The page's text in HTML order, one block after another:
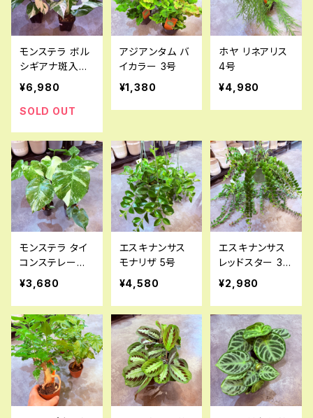
モンステラ ボル
シギアナ斑入り
4号
¥6,980
SOLD OUT
アジアンタム バ
イカラー 3号
¥1,380
ホヤ リネアリス
4号
¥4,980
モンステラ タイ
コンステレーショ
ン 3号
¥3,680
エスキナンサス
モナリザ 5号
¥4,580
エスキナンサス
レッドスター 3.5
号
¥2,980